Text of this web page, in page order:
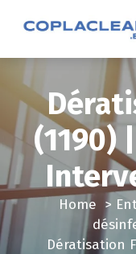
o
t
e
n
(1190)
Home >
Dératisation